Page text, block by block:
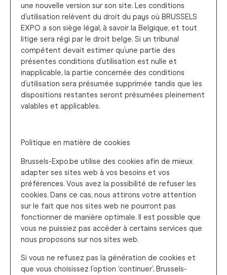
une nouvelle version sur son site. Les conditions
d’utilisation relèvent du droit du pays où BRUSSELS
EXPO a son siège légal, à savoir la Belgique, et tout
litige sera régi par le droit belge. Si un tribunal
compétent devait estimer qu’une partie des
présentes conditions d’utilisation est nulle et
inapplicable, la partie concernée des conditions
d’utilisation sera présumée supprimée tandis que les
dispositions restantes seront présumées pleinement
valables et applicables.
Politique en matière de cookies
Brussels-Expo.be utilise des cookies afin de mieux
adapter ses sites web à vos besoins et vos
préférences. Vous avez la possibilité de refuser les
cookies. Dans ce cas, nous attirons votre attention
sur le fait que nos sites web ne pourront pas
fonctionner de manière optimale. Il est possible que
vous ne puissiez pas accéder à certains services que
nous proposons sur nos sites web.
Si vous ne refusez pas la génération de cookies et
que vous choisissez l’option ‘continuer’, Brussels-